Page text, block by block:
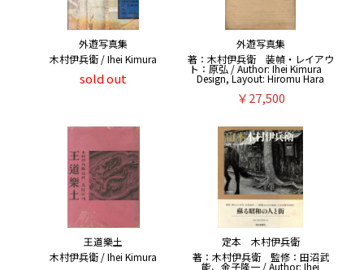
外遊写真集
木村伊兵衛 / Ihei Kimura
sold out
外遊写真集
著：木村伊兵衛 装幀・レイアウ
ト：原弘 / Author: Ihei Kimura
Design, Layout: Hiromu Hara
￥27,500
王道樂土
木村伊兵衛 / Ihei Kimura
定本 木村伊兵衛
著：木村伊兵衛 監修：田沼武
能、金子隆一 / Author: Ihei